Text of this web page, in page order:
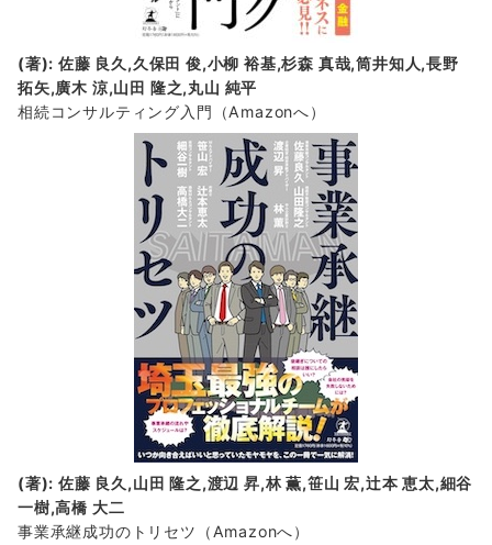
(著): 佐藤 良久,久保田 俊,小柳 裕基,杉森 真哉,筒井知人,長野
拓矢,廣木 涼,山田 隆之,丸山 純平
相続コンサルティング入門 （Amazonへ）
(著): 佐藤 良久,山田 隆之,渡辺 昇,林 薫,笹山 宏,辻本 恵太,細谷
一樹,高橋 大二
事業承継成功のトリセツ
（Amazonへ）